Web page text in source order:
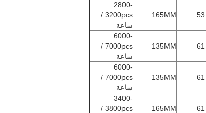
53
165MM
2800-
3200pcs /
ساعة
61
135MM
6000-
7000pcs /
ساعة
61
135MM
6000-
7000pcs /
ساعة
61
165MM
3400-
3800pcs /